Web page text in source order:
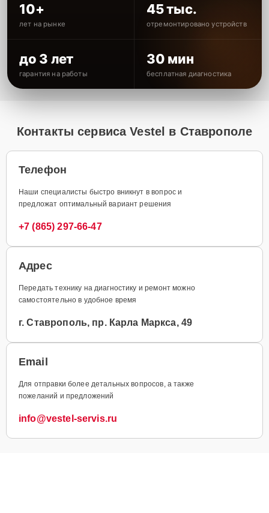
10+
лет на рынке
45 тыс.
отремонтировано устройств
до 3 лет
гарантия на работы
30 мин
бесплатная диагностика
Контакты сервиса Vestel в Ставрополе
Телефон
Наши специалисты быстро вникнут в вопрос и
предложат оптимальный вариант решения
+7 (865) 297-66-47
Адрес
Передать технику на диагностику и ремонт можно
самостоятельно в удобное время
г. Ставрополь, пр. Карла Маркса, 49
Email
Для отправки более детальных вопросов, а также
пожеланий и предложений
info@vestel-servis.ru